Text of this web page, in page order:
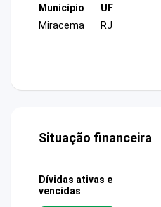
Município
Miracema
UF
RJ
Situação financeira
Dívidas ativas e
vencidas